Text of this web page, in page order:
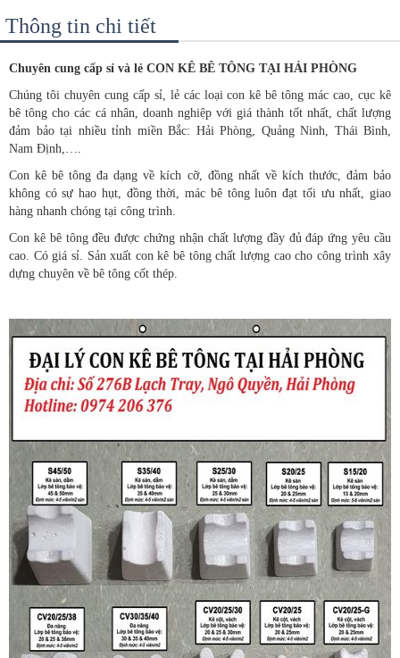
Thông tin chi tiết
Chuyên cung cấp sỉ và lẻ CON KÊ BÊ TÔNG TẠI HẢI PHÒNG
Chúng tôi chuyên cung cấp sỉ, lẻ các loại con kê bê tông mác cao, cục kê
bê tông cho các cá nhân, doanh nghiệp với giá thành tốt nhất, chất lượng
đảm bảo tại nhiều tỉnh miền Bắc: Hải Phòng, Quảng Ninh, Thái Bình,
Nam Định,….
Con kê bê tông đa dạng về kích cỡ, đồng nhất về kích thước, đảm bảo
không có sự hao hụt, đồng thời, mác bê tông luôn đạt tối ưu nhất, giao
hàng nhanh chóng tại công trình.
Con kê bê tông đều được chứng nhận chất lượng đầy đủ đáp ứng yêu cầu
cao. Có giá sỉ. Sản xuất con kê bê tông chất lượng cao cho công trình xây
dựng chuyên về bê tông cốt thép.